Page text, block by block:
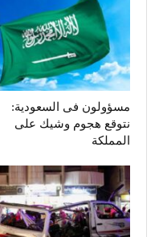
مسؤولون فى السعودية:
نتوقع هجوم وشيك على
المملكة